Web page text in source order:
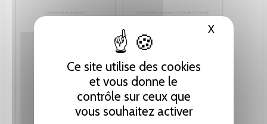
Ce site utilise des cookies
et vous donne le
contrôle sur ceux que
vous souhaitez activer
XMasquer